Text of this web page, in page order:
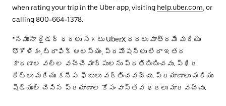
when rating your trip in the Uber app, visiting help.uber.com , or
calling 800-664-1378.
*నమూనా రైడర్ ధరలు సగటు UberX ధరలు మాత్రమే మరియు
భౌగోళికం, ట్రాఫిక్ ఆలస్యం, ప్రమోషన్లు లేదా ఇతర
కారణాల వల్ల వచ్చే మార్పులను ప్రతిబింబించవు. స్థిర
రేట్లు మరియు కనీస ఫీజులు వర్తించవచ్చు. ప్రయాణాలు మరియు
షెడ్యూల్ చేసిన ప్రయాణాల కోసం వాస్తవ ధరలు మారవచ్చు.